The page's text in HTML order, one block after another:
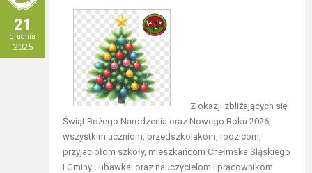
21
grudnia
2025
Z okazji zbliżających się
Świąt Bożego Narodzenia oraz Nowego Roku 2026,
wszystkim uczniom, przedszkolakom, rodzicom,
przyjaciołom szkoły, mieszkańcom Chełmska Śląskiego
i Gminy Lubawka oraz nauczycielom i pracownikom